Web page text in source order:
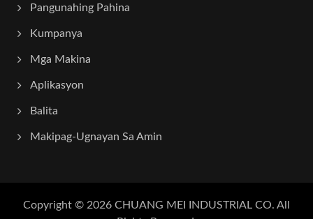
Pangunahing Pahina
Kumpanya
Mga Makina
Aplikasyon
Balita
Makipag-Ugnayan Sa Amin
Copyright © 2026 CHUANG MEI INDUSTRIAL CO. All